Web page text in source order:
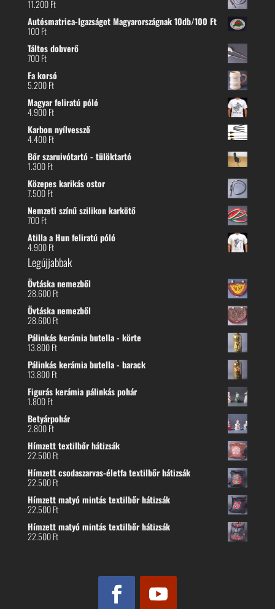
11.200Ft
Autósmatrica-Igazságot Magyarországnak 10db/100 Ft
100Ft
Táltos dobverő
700Ft
Fa korsó
5.200Ft
Magyar feliratú póló
4.900Ft
Karbon nyílvessző
4.400Ft
Bőr szaruivótartó - tülöktartó
1.300Ft
Közepes karikás ostor
7.500Ft
Nemzeti színű szilikon karkötő
700Ft
Atilla a Hun feliratú póló
4.900Ft
Legújjabbak
Övtáska nemezből
28.600Ft
Övtáska nemezből
28.600Ft
Pálinkás kerámia butella - körte
13.800Ft
Pálinkás kerámia butella - barack
13.800Ft
Figurás kerámia pálinkás pohár
1.800Ft
Betyárpohár
2.800Ft
Hímzett textilbőr hátizsák
22.500Ft
Hímzett csodaszarvas-életfa textilbőr hátizsák
22.500Ft
Hímzett matyó mintás textilbőr hátizsák
22.500Ft
Hímzett matyó mintás textilbőr hátizsák
22.500Ft